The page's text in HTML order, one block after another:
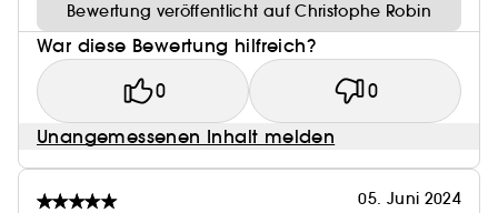
Bewertung veröffentlicht auf Christophe Robin
War diese Bewertung hilfreich?
0 0
Unangemessenen Inhalt melden
05. Juni 2024